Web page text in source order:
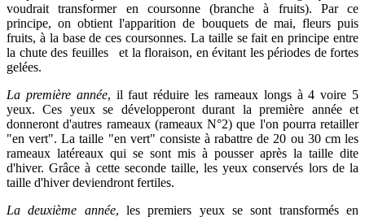
voudrait transformer en coursonne (branche à fruits). Par ce
principe, on obtient l'apparition de bouquets de mai, fleurs puis
fruits, à la base de ces coursonnes. La taille se fait en principe entre
la chute des feuilles et la floraison, en évitant les périodes de fortes
gelées.
La première année, il faut réduire les rameaux longs à 4 voire 5
yeux. Ces yeux se développeront durant la première année et
donneront d'autres rameaux (rameaux N°2) que l'on pourra retailler
"en vert". La taille "en vert" consiste à rabattre de 20 ou 30 cm les
rameaux latéreaux qui se sont mis à pousser après la taille dite
d'hiver. Grâce à cette seconde taille, les yeux conservés lors de la
taille d'hiver deviendront fertiles.
La deuxième année, les premiers yeux se sont transformés en